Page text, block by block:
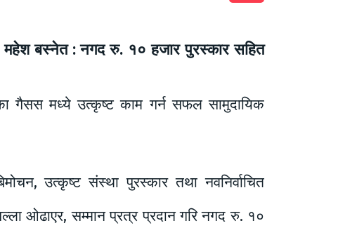
: महेश बस्नेत : नगद रु. १० हजार पुरस्कार सहित
गैसस मध्ये उत्कृष्ट काम गर्न सफल सामुदायिक
उत्कृष्ट संस्था पुरस्कार तथा नवनिर्वाचित
ओढाएर, सम्मान प्रत्र प्रदान गरि नगद रु. १०